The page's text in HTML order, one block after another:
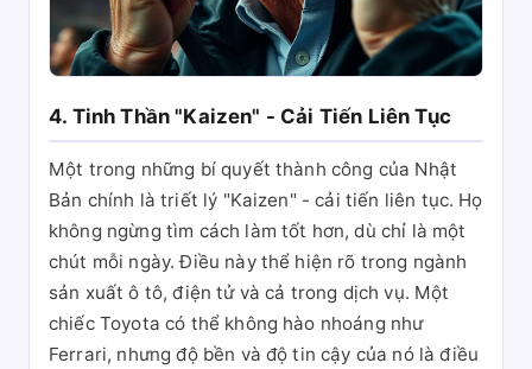
4. Tinh Thần "Kaizen" - Cải Tiến Liên Tục
Một trong những bí quyết thành công của Nhật
Bản chính là triết lý "Kaizen" - cải tiến liên tục. Họ
không ngừng tìm cách làm tốt hơn, dù chỉ là một
chút mỗi ngày. Điều này thể hiện rõ trong ngành
sản xuất ô tô, điện tử và cả trong dịch vụ. Một
chiếc Toyota có thể không hào nhoáng như
Ferrari, nhưng độ bền và độ tin cậy của nó là điều